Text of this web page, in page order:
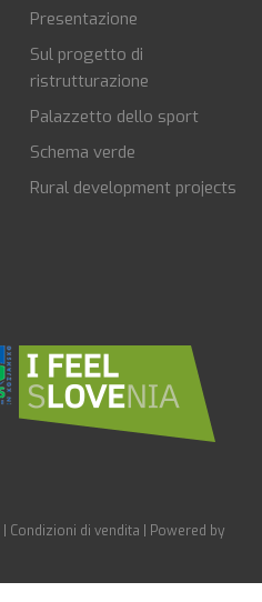
Presentazione
Sul progetto di
ristrutturazione
Palazzetto dello sport
Schema verde
Rural development projects
Condizioni di vendita
Powered by